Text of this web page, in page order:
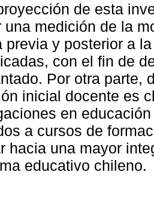
de esta
una medición de la
previa y posterior a
con el fin de
Por otra parte,
inicial docente es
en
a cursos de
hacia una mayor
educativo chileno.